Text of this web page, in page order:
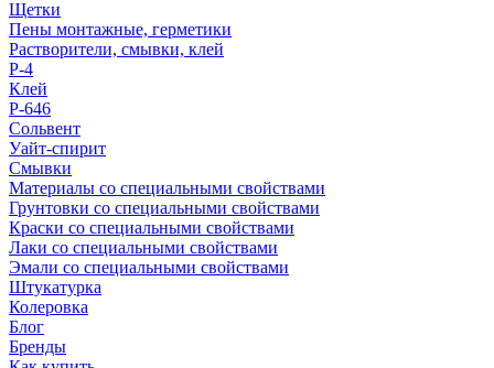
Щетки
Пены монтажные, герметики
Растворители, смывки, клей
Р-4
Клей
Р-646
Сольвент
Уайт-спирит
Смывки
Материалы со специальными свойствами
Грунтовки со специальными свойствами
Краски со специальными свойствами
Лаки со специальными свойствами
Эмали со специальными свойствами
Штукатурка
Колеровка
Блог
Бренды